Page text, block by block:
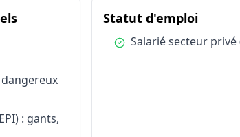
: Décontaminateur /
Facteur
professionnels
d'un engin, équipement ou outil
de protection individuelle (EPI) :
secteur privé (CDI, CDD)
du métier Décontaminateur /
: gants,
Statut d'emploidu
Condition :
Salarié secteur privé